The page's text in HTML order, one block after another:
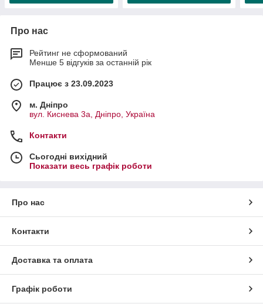
Про нас
Рейтинг не сформований
Менше 5 відгуків за останній рік
Працює з 23.09.2023
м. Дніпро
вул. Киснева 3а, Дніпро, Україна
Контакти
Сьогодні вихідний
Показати весь графік роботи
Про нас
Контакти
Доставка та оплата
Графік роботи